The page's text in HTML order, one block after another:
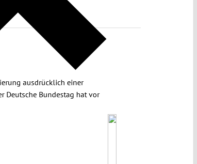
ausdrücklich einer
Deutsche Bundestag hat vor